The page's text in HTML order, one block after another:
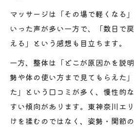
筋力不足と姿勢の関係
整体選びで重視したい
口コミを活かした整体
東神奈川で整体を受け
整体施術の効果を最大
マッサージは「その場で軽くなる
いった声が多い一方で、「数日で
える」という感想も目立ちます。
一方、整体は「どこが原因かを説
勢や体の使い方まで見てもらえた
た」という口コミが多く、慢性的
すい傾向があります。東神奈川エ
けを揉むのではなく、姿勢・関節